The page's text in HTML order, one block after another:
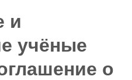
и
учёные
о